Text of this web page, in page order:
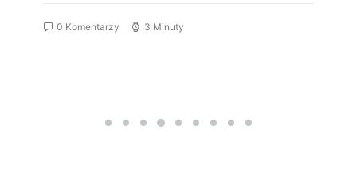
0 Komentarzy 3 Minuty